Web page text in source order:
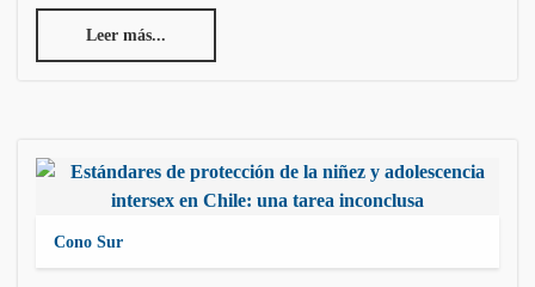
Leer más...
Cono Sur